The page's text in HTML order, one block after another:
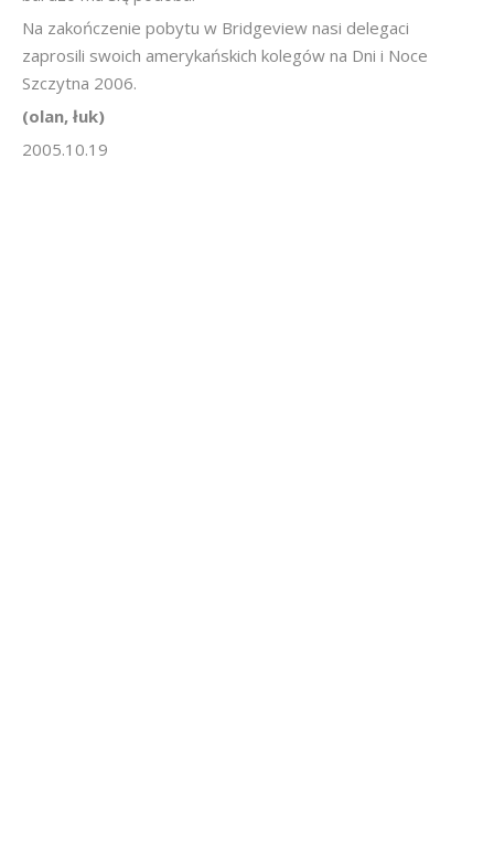
Na zakończenie pobytu w Bridgeview nasi delegaci
zaprosili swoich amerykańskich kolegów na Dni i Noce
Szczytna 2006.
(olan, łuk)
2005.10.19